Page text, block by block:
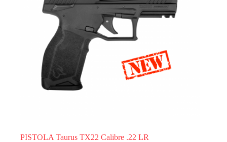
PISTOLA Taurus TX22 Calibre .22 LR